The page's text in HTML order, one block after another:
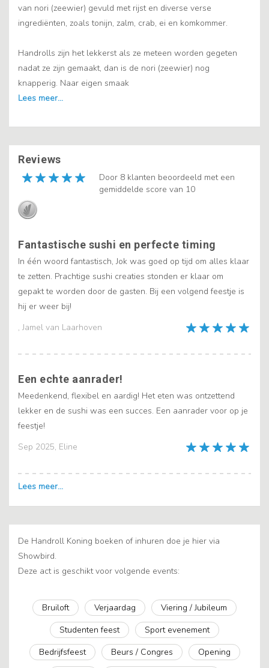
van nori (zeewier) gevuld met rijst en diverse verse
ingrediënten, zoals tonijn, zalm, crab, ei en komkommer.
Handrolls zijn het lekkerst als ze meteen worden gegeten
nadat ze zijn gemaakt, dan is de nori (zeewier) nog
knapperig. Naar eigen smaak
Reviews
Door 8 klanten beoordeeld met een
gemiddelde score van 10
, Jamel van Laarhoven
Fantastische sushi en perfecte timing
In één woord fantastisch, Jok was goed op tijd om alles klaar
te zetten. Prachtige sushi creaties stonden er klaar om
gepakt te worden door de gasten. Bij een volgend feestje is
hij er weer bij!
Sep 2025, Eline
Een echte aanrader!
Meedenkend, flexibel en aardig! Het eten was ontzettend
lekker en de sushi was een succes. Een aanrader voor op je
feestje!
De Handroll Koning boeken of inhuren doe je hier via
Showbird.
Deze act is geschikt voor volgende events:
Bruiloft Verjaardag
Viering / Jubileum
Studenten feest
Sport evenement
Bedrijfsfeest
Beurs / Congres
Opening